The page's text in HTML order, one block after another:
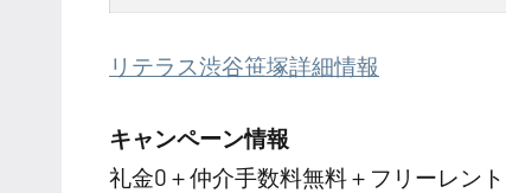
リテラス渋谷笹塚詳細情報
キャンペーン情報
礼金0 ＋仲介手数料無料＋ フリーレント